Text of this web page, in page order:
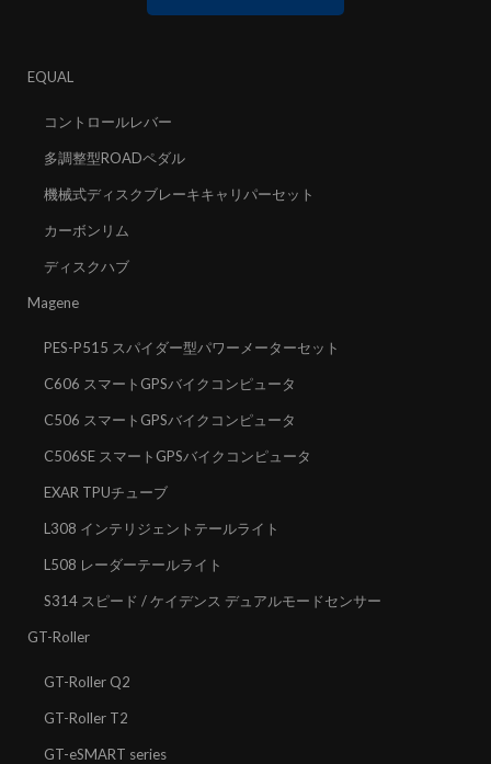
EQUAL
コントロールレバー
多調整型ROADペダル
機械式ディスクブレーキキャリパーセット
カーボンリム
ディスクハブ
Magene
PES-P515 スパイダー型パワーメーターセット
C606 スマートGPSバイクコンピュータ
C506 スマートGPSバイクコンピュータ
C506SE スマートGPSバイクコンピュータ
EXAR TPUチューブ
L308 インテリジェントテールライト
L508 レーダーテールライト
S314 スピード / ケイデンス デュアルモードセンサー
GT-Roller
GT-Roller Q2
GT-Roller T2
GT-eSMART series